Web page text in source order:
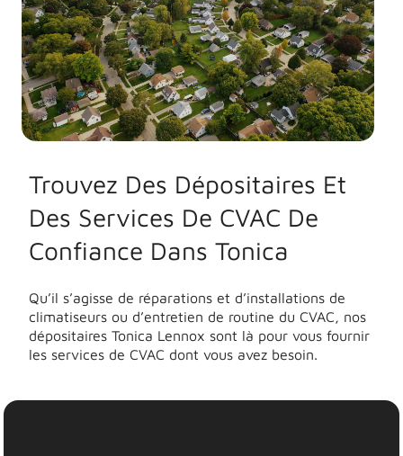
Trouvez Des Dépositaires Et
Des Services De CVAC De
Confiance Dans Tonica
Qu’il s’agisse de réparations et d’installations de
climatiseurs ou d’entretien de routine du CVAC, nos
dépositaires Tonica Lennox sont là pour vous fournir
les services de CVAC dont vous avez besoin.